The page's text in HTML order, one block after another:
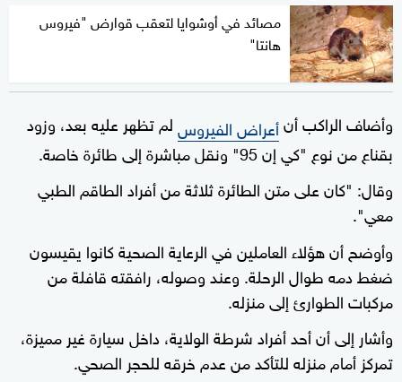
مصائد في أوشوايا لتعقب قوارض "فيروس
هانتا"
وأضاف الراكب أنأعراض الفيروسلم تظهر عليه بعد، وزود
بقناع من نوع "كي إن 95" ونقل مباشرة إلى طائرة خاصة.
وقال: "كان على متن الطائرة ثلاثة من أفراد الطاقم الطبي
معي".
وأوضح أن هؤلاء العاملين في الرعاية الصحية كانوا يقيسون
ضغط دمه طوال الرحلة. وعند وصوله، رافقته قافلة من
مركبات الطوارئ إلى منزله.
وأشار إلى أن أحد أفراد شرطة الولاية، داخل سيارة غير مميزة،
تمركز أمام منزله للتأكد من عدم خرقه للحجر الصحي.